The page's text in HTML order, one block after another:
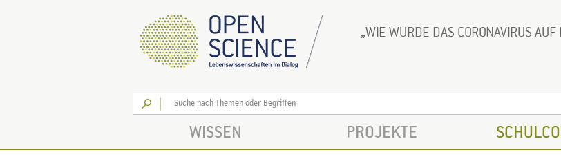
WIE WURDE DAS CORONAVIRUS
Los
WISSEN PROJEKTE